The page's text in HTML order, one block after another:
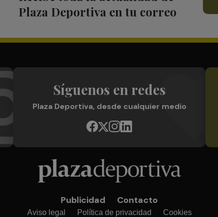
Plaza Deportiva en tu correo
Síguenos en redes
Plaza Deportiva, desde cualquier medio
Publicidad Contacto
Aviso legal Política de privacidad Cookies